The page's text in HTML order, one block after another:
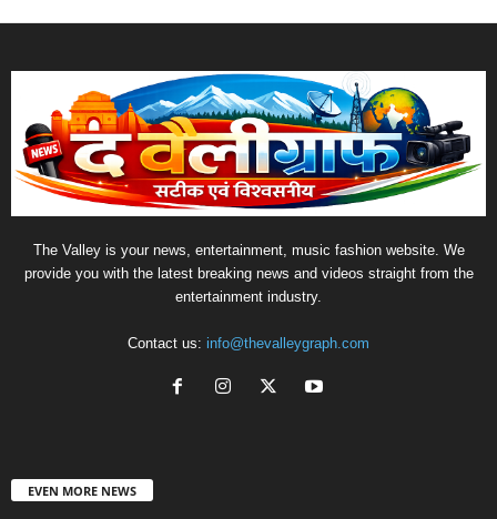
The Valley is your news, entertainment, music fashion website. We
provide you with the latest breaking news and videos straight from the
entertainment industry.
Contact us: info@thevalleygraph.com
EVEN MORE NEWS